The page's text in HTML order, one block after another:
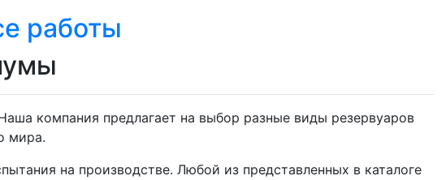
работы
компания предлагает на выбор разные виды резервуаров
мира.
на производстве. Любой из представленных в каталоге